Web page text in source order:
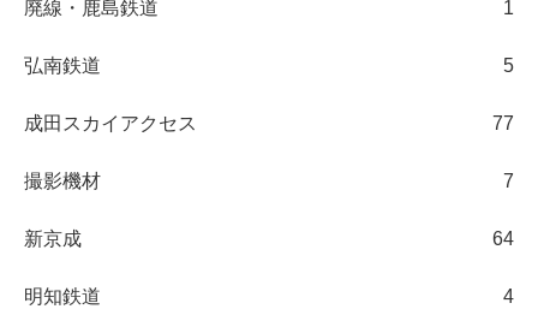
廃線・鹿島鉄道 1
弘南鉄道 5
成田スカイアクセス 77
撮影機材 7
新京成 64
明知鉄道 4